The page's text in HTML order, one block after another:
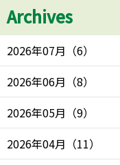
Archives
2026年07月 （6）
2026年06月 （8）
2026年05月 （9）
2026年04月 （11）